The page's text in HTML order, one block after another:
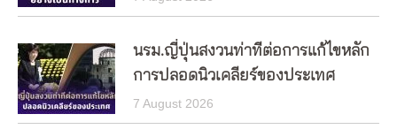
นรม.ญี่ปุ่นสงวนท่าทีต่อการแก้ไขหลัก
การปลอดนิวเคลียร์ของประเทศ
7 August 2026